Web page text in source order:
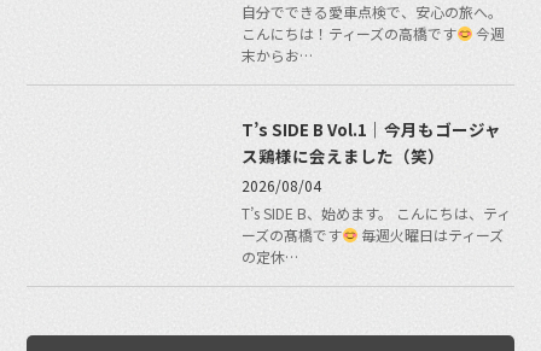
自分でできる愛車点検で、安心の旅へ。
こんにちは！ティーズの高橋です
今週
末からお…
T’s SIDE B Vol.1｜今月もゴージャ
ス鶏様に会えました（笑）
2026/08/04
T’s SIDE B、始めます。 こんにちは、ティ
ーズの髙橋です
毎週火曜日はティーズ
の定休…